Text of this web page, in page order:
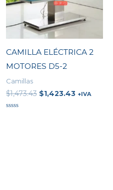
CAMILLA ELÉCTRICA 2
MOTORES D5-2
Camillas
$1,473.43 $1,423.43 +IVA